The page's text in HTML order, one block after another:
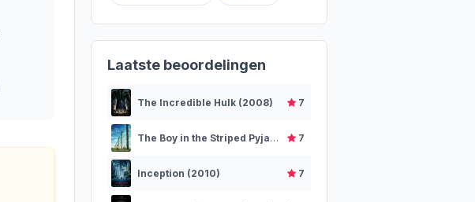
Laatste beoordelingen
The Incredible Hulk (2008) 7
The Boy in the Striped Pyjamas (2008) 7
Inception (2010) 7